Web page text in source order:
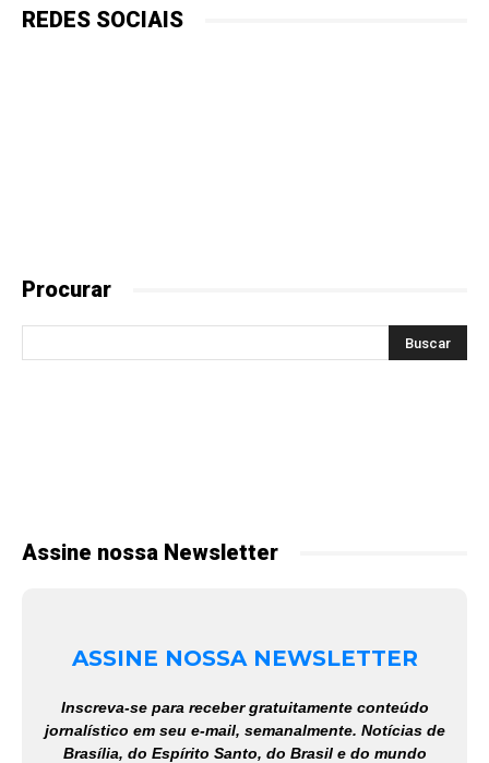
REDES SOCIAIS
Procurar
Assine nossa Newsletter
ASSINE NOSSA NEWSLETTER
Inscreva-se para receber gratuitamente conteúdo
jornalístico em seu e-mail, semanalmente. Notícias de
Brasília, do Espírito Santo, do Brasil e do mundo